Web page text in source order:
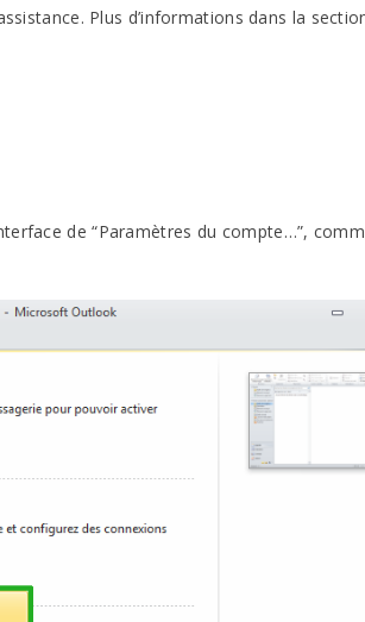
Plus d’informations dans la
de “Paramètres du compte…”,